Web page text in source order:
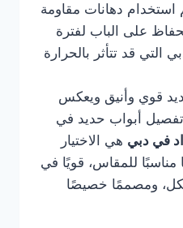
استخدام دهانات مقاومة
على الباب لفترة
قد تتأثر بالحرارة
قوي وأنيق ويعكس
أبواب حديد في
في دبي هي الاختيار
مناسبًا للمقاس، قويًا في
ومصممًا خصيصًا